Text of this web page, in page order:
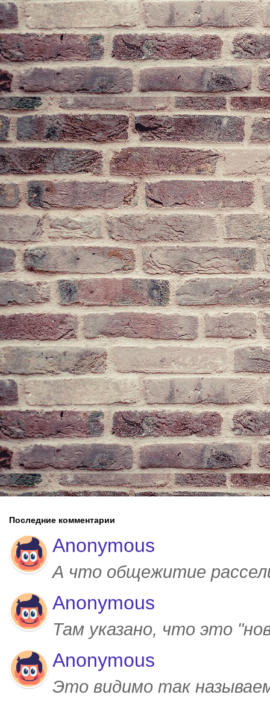
Последние комментарии
Anonymous
А что общежитие
Anonymous
Там указано, что это
Anonymous
Это видимо так